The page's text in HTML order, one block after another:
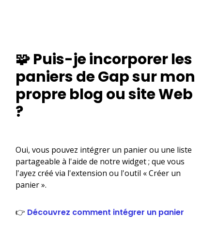
🧩 Puis-je incorporer les
paniers de Gap sur mon
propre blog ou site Web
?
Oui, vous pouvez intégrer un panier ou une liste
partageable à l'aide de notre widget ; que vous
l'ayez créé via l'extension ou l'outil « Créer un
panier ».
👉 Découvrez comment intégrer un panier